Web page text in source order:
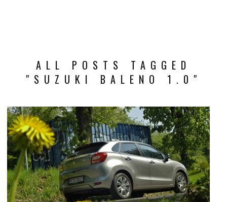
ALL POSTS TAGGED
"SUZUKI BALENO 1.0"